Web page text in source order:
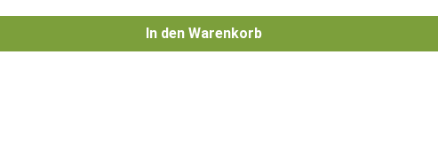
In den Warenkorb